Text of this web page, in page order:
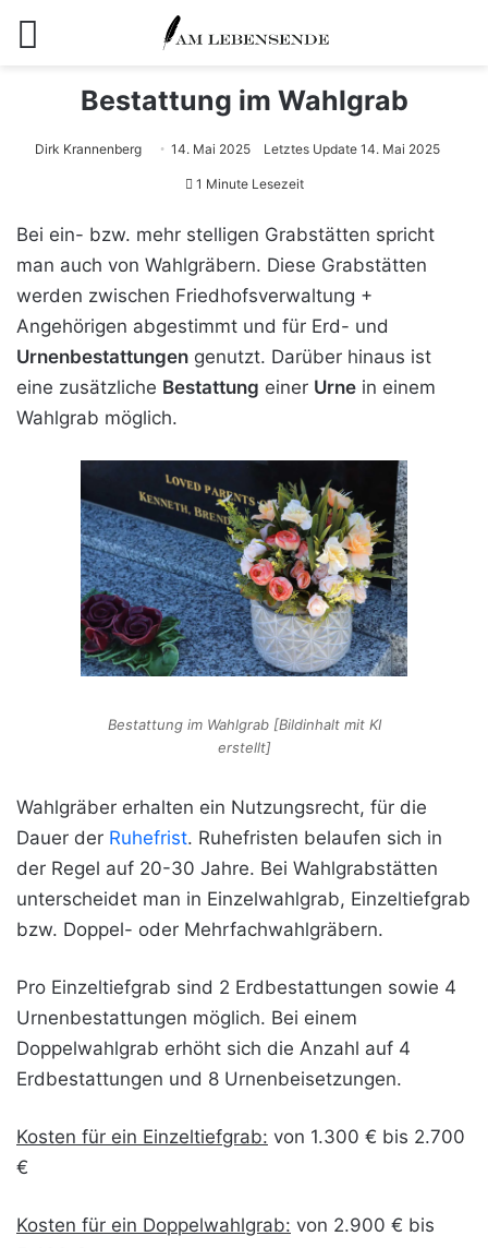
Bestattung im Wahlgrab
Dirk Krannenberg 14. Mai 2025 Letztes Update 14. Mai 2025
1 Minute Lesezeit
Bei ein- bzw. mehr stelligen Grabstätten spricht
man auch von Wahlgräbern. Diese Grabstätten
werden zwischen Friedhofsverwaltung +
Angehörigen abgestimmt und für Erd- und
Urnenbestattungen genutzt. Darüber hinaus ist
eine zusätzliche Bestattung einer Urne in einem
Wahlgrab möglich.
Bestattung im Wahlgrab [Bildinhalt mit KI
erstellt]
Wahlgräber erhalten ein Nutzungsrecht, für die
Dauer der Ruhefrist. Ruhefristen belaufen sich in
der Regel auf 20-30 Jahre. Bei Wahlgrabstätten
unterscheidet man in Einzelwahlgrab, Einzeltiefgrab
bzw. Doppel- oder Mehrfachwahlgräbern.
Pro Einzeltiefgrab sind 2 Erdbestattungen sowie 4
Urnenbestattungen möglich. Bei einem
Doppelwahlgrab erhöht sich die Anzahl auf 4
Erdbestattungen und 8 Urnenbeisetzungen.
Kosten für ein Einzeltiefgrab: von 1.300 € bis 2.700
€
Kosten für ein Doppelwahlgrab: von 2.900 € bis